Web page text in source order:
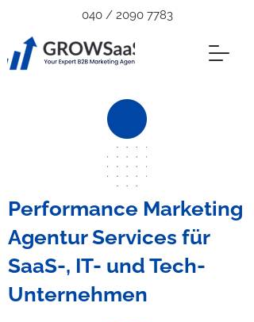
040 / 2090 7783
Performance Marketing
Agentur Services für
SaaS-, IT- und Tech-
Unternehmen